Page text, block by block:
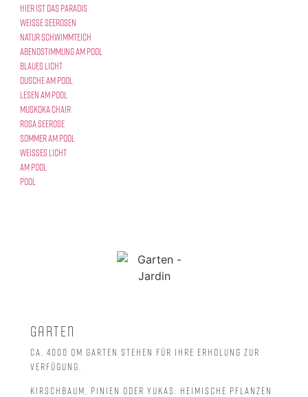
Hier ist das Paradis
weiße Seerosen
Natur Schwimmteich
Abendstimmung am Pool
blaues Licht
Dusche am Pool
lesen am Pool
Muskoka Chair
rosa Seerose
Sommer am Pool
weißes Licht
am Pool
Pool
Garten
ca. 4000 qm Garten stehen für Ihre Erholung zur
Verfügung.
Kirschbaum, Pinien oder Yukas: heimische Pflanzen